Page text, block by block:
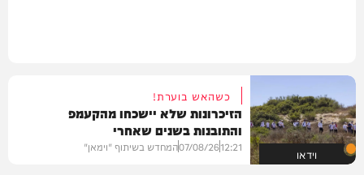
וידאו
כשהאש בוערת!
הזיכרונות שלא יישכחו מהקעמפ
והתובנות בשנים שאחרי
12:21
07/08/26המחדש בשיתוף "וימאן"